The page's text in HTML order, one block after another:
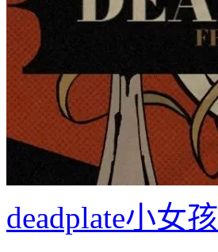
deadplate小女孩